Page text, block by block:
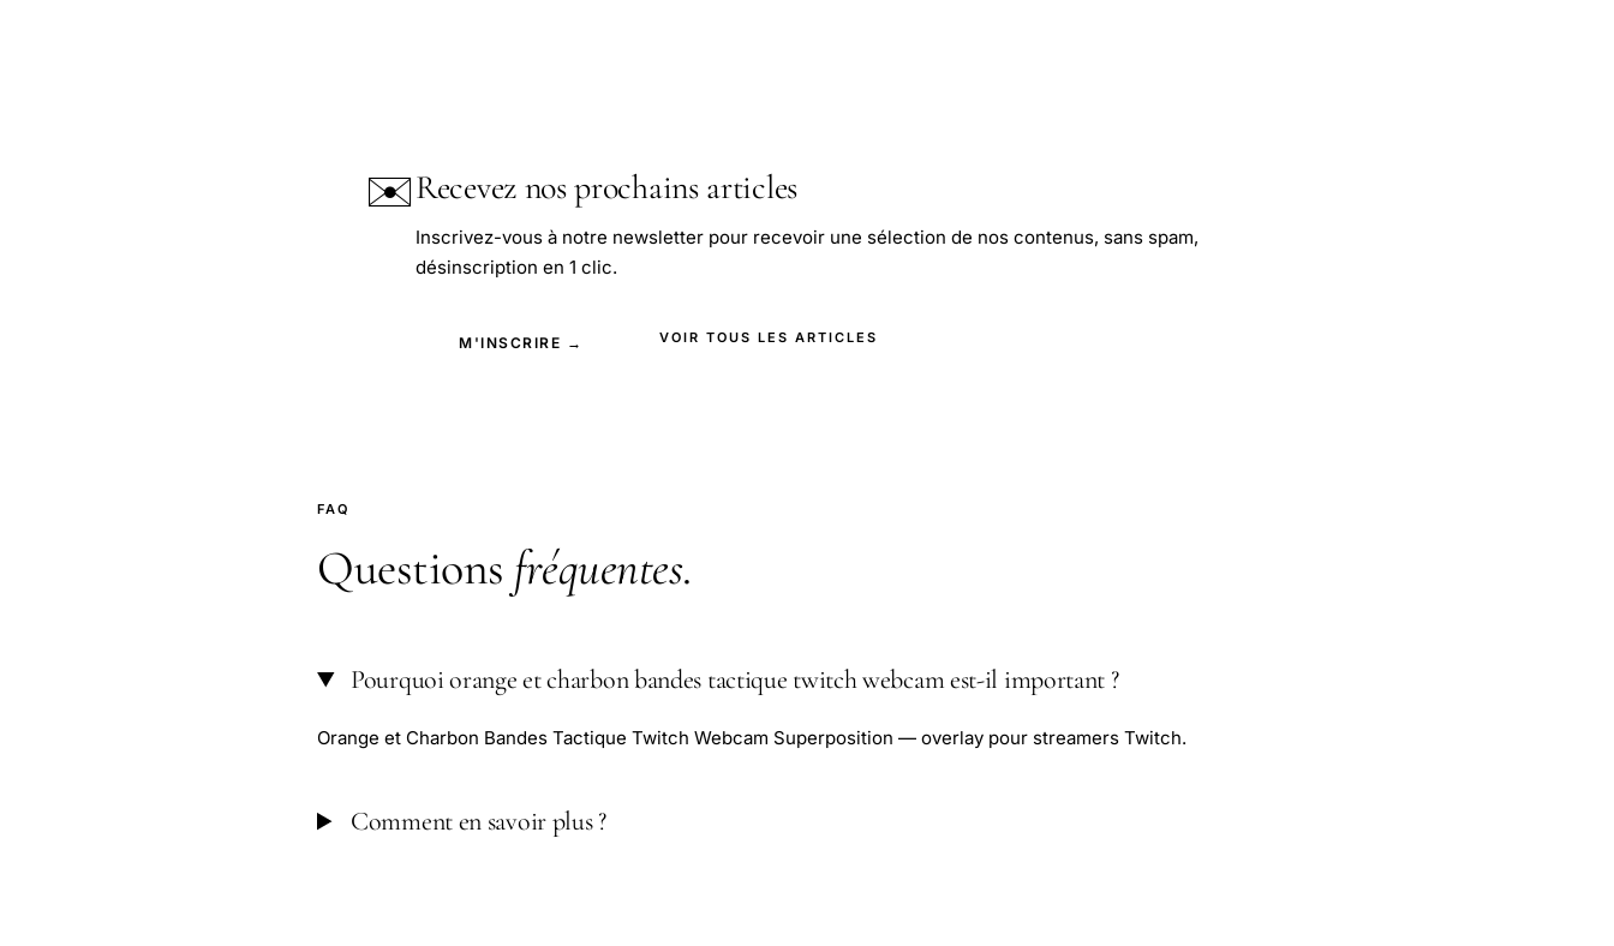
✉️Recevez nos prochains articles
Inscrivez-vous à notre newsletter pour recevoir une sélection de nos contenus, sans spam,
désinscription en 1 clic.
M'INSCRIRE → VOIR TOUS LES ARTICLES
FAQ
Questions fréquentes.
Pourquoi orange et charbon bandes tactique twitch webcam est-il important ?
Orange et Charbon Bandes Tactique Twitch Webcam Superposition — overlay pour streamers Twitch.
Comment en savoir plus ?